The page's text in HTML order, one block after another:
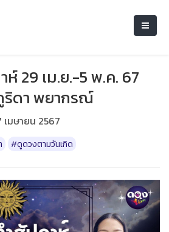
ห์ 29 เม.ย.-5 พ.ค. 67
ดา พยากรณ์
เมษายน 2567
#ดูดวงตามวันเกิด